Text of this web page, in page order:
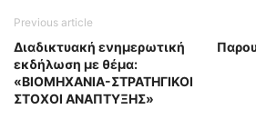
Previous article
Διαδικτυακή ενημερωτική
εκδήλωση με θέμα:
«ΒΙΟΜΗΧΑΝΙΑ-ΣΤΡΑΤΗΓΙΚΟΙ
ΣΤΟΧΟΙ ΑΝΑΠΤΥΞΗΣ»